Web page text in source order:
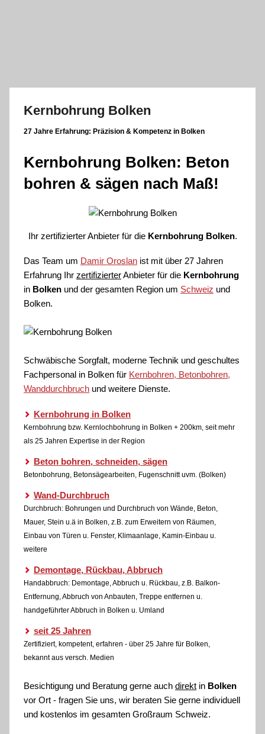
Kernbohrung Bolken
27 Jahre Erfahrung: Präzision & Kompetenz in Bolken
Kernbohrung Bolken: Beton
bohren & sägen nach Maß!
Ihr zertifizierter Anbieter für die Kernbohrung Bolken.
Das Team um Damir Oroslan ist mit über 27 Jahren
Erfahrung Ihr zertifizierterAnbieter für die Kernbohrung
in Bolken und der gesamten Region um Schweiz und
Bolken.
Schwäbische Sorgfalt, moderne Technik und geschultes
Fachpersonal in Bolken für Kernbohren, Betonbohren,
Wanddurchbruch und weitere Dienste.
Kernbohrung in Bolken
Kernbohrung bzw. Kernlochbohrung in Bolken + 200km, seit mehr
als 25 Jahren Expertise in der Region
Beton bohren, schneiden, sägen
Betonbohrung, Betonsägearbeiten, Fugenschnitt uvm. (Bolken)
Wand-Durchbruch
Durchbruch: Bohrungen und Durchbruch von Wände, Beton,
Mauer, Stein u.ä in Bolken, z.B. zum Erweitern von Räumen,
Einbau von Türen u. Fenster, Klimaanlage, Kamin-Einbau u.
weitere
Demontage, Rückbau, Abbruch
Handabbruch: Demontage, Abbruch u. Rückbau, z.B. Balkon-
Entfernung, Abbruch von Anbauten, Treppe entfernen u.
handgeführter Abbruch in Bolken u. Umland
seit 25 Jahren
Zertifiziert, kompetent, erfahren - über 25 Jahre für Bolken,
bekannt aus versch. Medien
Besichtigung und Beratung gerne auch direkt in Bolken
vor Ort - fragen Sie uns, wir beraten Sie gerne individuell
und kostenlos im gesamten Großraum Schweiz.